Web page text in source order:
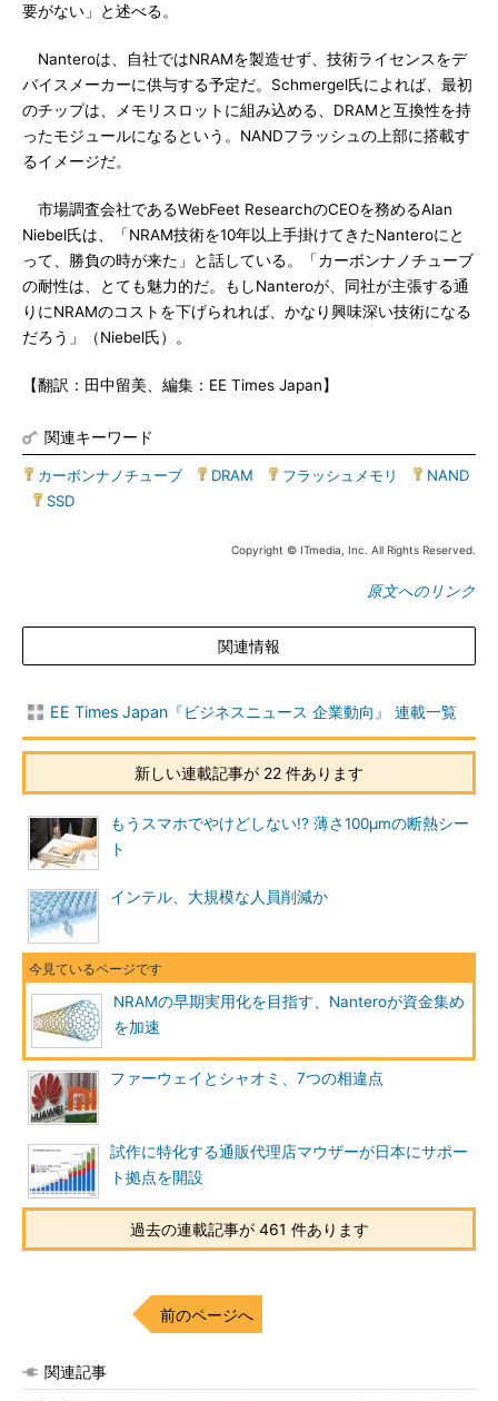
要がない」と述べる。
Nanteroは、自社ではNRAMを製造せず、技術ライセンスをデ
バイスメーカーに供与する予定だ。Schmergel氏によれば、最初
のチップは、メモリスロットに組み込める、DRAMと互換性を持
ったモジュールになるという。NANDフラッシュの上部に搭載す
るイメージだ。
市場調査会社であるWebFeet ResearchのCEOを務めるAlan
Niebel氏は、「NRAM技術を10年以上手掛けてきたNanteroにと
って、勝負の時が来た」と話している。「カーボンナノチューブ
の耐性は、とても魅力的だ。もしNanteroが、同社が主張する通
りにNRAMのコストを下げられれば、かなり興味深い技術になる
だろう」（Niebel氏）。
【翻訳：田中留美、編集：EE Times Japan】
関連キーワード
カーボンナノチューブ DRAM フラッシュメモリ
NAND
SSD
Copyright © ITmedia, Inc. All Rights Reserved.
原文へのリンク
関連情報
EE Times Japan『ビジネスニュース 企業動向』 連載一覧
新しい連載記事が 22 件あります
もうスマホでやけどしない!? 薄さ100μmの断熱シー
ト
インテル、大規模な人員削減か
NRAMの早期実用化を目指す、Nanteroが資金集め
を加速
ファーウェイとシャオミ、7つの相違点
試作に特化する通販代理店マウザーが日本にサポー
ト拠点を開設
過去の連載記事が 461 件あります
前のページへ
関連記事